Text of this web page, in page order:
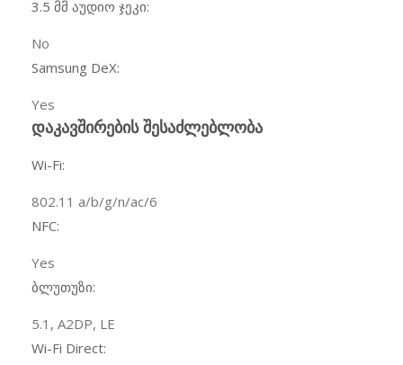
3.5 მმ აუდიო ჯეკი:
No
Samsung DeX:
Yes
დაკავშირების შესაძლებლობა
Wi-Fi:
802.11 a/b/g/n/ac/6
NFC:
Yes
ბლუთუზი:
5.1, A2DP, LE
Wi-Fi Direct: